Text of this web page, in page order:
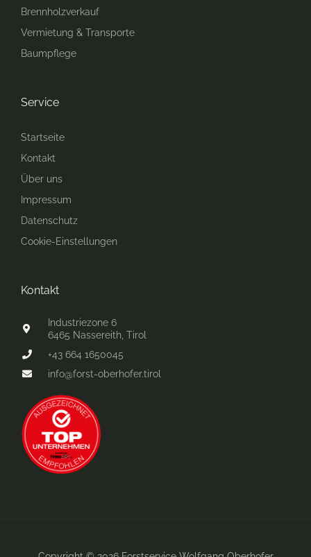
Kontakt
Industriezone 6
6465 Nassereith, Tirol
+43 664 1650045
info@forst-oberhofer.tirol
Service
Startseite
Kontakt
Über uns
Impressum
Datenschutz
Cookie-Einstellungen
Brennholzverkauf
Vermietung & Transporte
Baumpflege